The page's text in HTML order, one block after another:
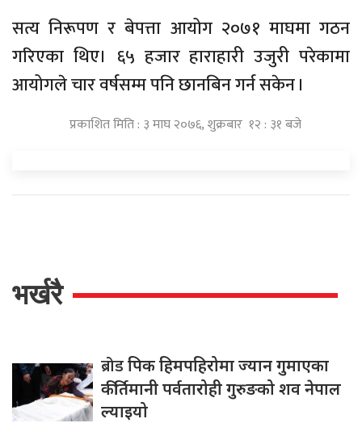
सत्य निरूपण र बेपत्ता आयोग २०७१ माघमा गठन
गरिएका थिए। ६५ हजार हाराहारी उजुरी परेकामा
आयोगले चार वर्षसम्म पनि छानबिन गर्न सकेन ।
प्रकाशित मिति : ३ माघ २०७६, शुक्रबार १२ : ३१ बजे
भर्खरै
ब्रोडपिक हिमपहिरोमा ज्यान गुमाएका
कीर्तिमानी पर्वतारोही गुरुङको शव नेपाल
ल्याइयो